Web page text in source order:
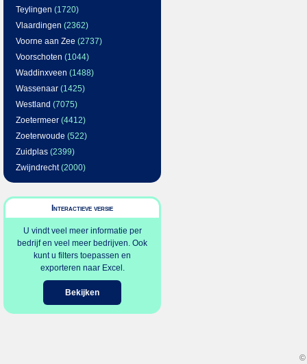
Teylingen (1720)
Vlaardingen (2362)
Voorne aan Zee (2737)
Voorschoten (1044)
Waddinxveen (1488)
Wassenaar (1425)
Westland (7075)
Zoetermeer (4412)
Zoeterwoude (522)
Zuidplas (2399)
Zwijndrecht(2000)
Interactieve versie
U vindt veel meer informatie per
bedrijf en veel meer bedrijven. Ook
kunt u filters toepassen en
exporteren naar Excel.
Bekijken
©